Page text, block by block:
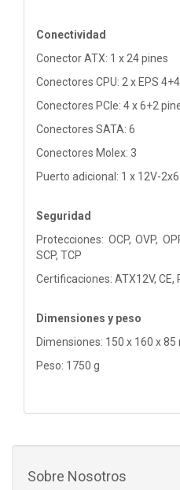
Conectividad
Conector ATX: 1 x 24 pines
Conectores CPU: 2 x EPS
Conectores PCIe: 4 x 6+2
Conectores SATA: 6
Conectores Molex: 3
Puerto adicional: 1 x 12V-
Seguridad
Protecciones: OCP, OVP,
SCP, TCP
Certificaciones: ATX12V, CE,
Dimensiones y peso
Dimensiones: 150 x 160 x 85
Peso: 1750 g
Sobre Nosotros